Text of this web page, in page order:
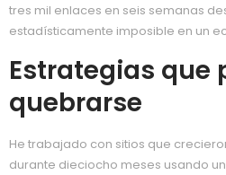
tres mil enlaces en seis semanas
estadísticamente imposible en un
Estrategias que
quebrarse
He trabajado con sitios que
durante dieciocho meses usando